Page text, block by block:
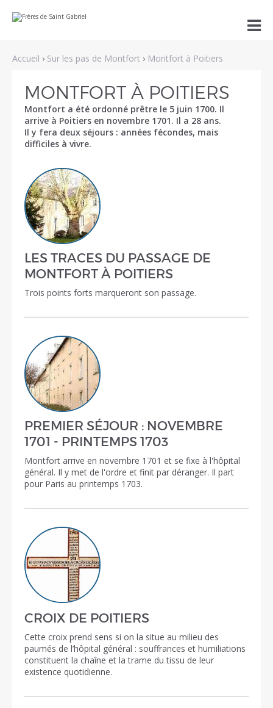
Aller
au
à
Outils
personnels

Accueil › Sur les pas de Montfort › Montfort à Poitiers
MONTFORT À POITIERS
Montfort a été ordonné prêtre le 5 juin 1700. Il
arrive à Poitiers en novembre 1701. Il a 28 ans.
Il y fera deux séjours : années fécondes, mais
difficiles à vivre.
LES TRACES DU PASSAGE DE
MONTFORT À POITIERS
Trois points forts marqueront son passage.
PREMIER SÉJOUR : NOVEMBRE
1701 - PRINTEMPS 1703
Montfort arrive en novembre 1701 et se fixe à l'hôpital
général. Il y met de l'ordre et finit par déranger. Il part
pour Paris au printemps 1703.
CROIX DE POITIERS
Cette croix prend sens si on la situe au milieu des
paumés de l’hôpital général : souffrances et humiliations
constituent la chaîne et la trame du tissu de leur
existence quotidienne.